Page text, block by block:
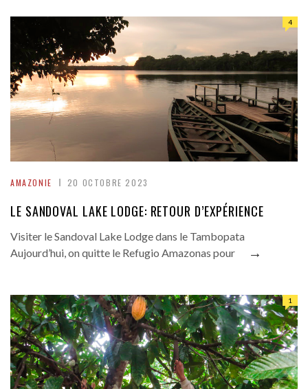
AMAZONIE 20 OCTOBRE 2023
4
LE SANDOVAL LAKE LODGE: RETOUR D’EXPÉRIENCE
Visiter le Sandoval Lake Lodge dans le Tambopata
Aujourd’hui, on quitte le Refugio Amazonas pour
→
1